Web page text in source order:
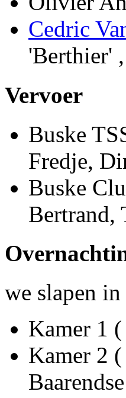
Cedric
'Berthier'
Vervoer
Buske
Fredje,
Buske
Bertrand,
we slapen
Kamer 1
Kamer 2
Baarendse